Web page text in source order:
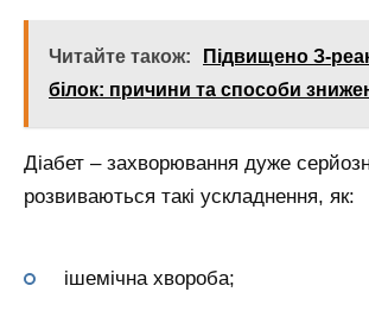
Читайте також:
Підвищено З-
білок: причини та способи
Діабет – захворювання дуже
розвиваються такі ускладнення, як:
ішемічна хвороба;